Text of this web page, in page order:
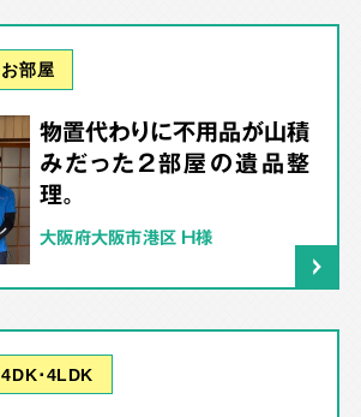
お部屋
物置代わりに不用品が山積
みだった2部屋の遺品整
理。
大阪府大阪市港区 H様
4DK･4LDK